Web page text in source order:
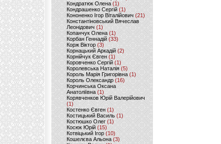
Кондратюк Олена(1)
Кондрашенко Сергій (1)
Кононенко Ігор Віталійович (21)
Константіновський Вячеслав
Леонідович (1)
Копанчук Олена (1)
Корбан Геннадій (33)
Корж Віктор (3)
Корнацький Аркадій (2)
Корнійчук Євген (1)
Коровченко Сергій (1)
Королевська Наталія(5)
Король Марія Григорівна (1)
Король Олександр (16)
Корчинська Оксана
Анатоліївна (1)
Корявченков Юрій Валерійович
(1)
Костенко Євген (1)
Костицький Василь (1)
Костюшко Олег (1)
Косюк Юрій (15)
Котвіцький Ігор (10)
Кошелєва Альона(3)